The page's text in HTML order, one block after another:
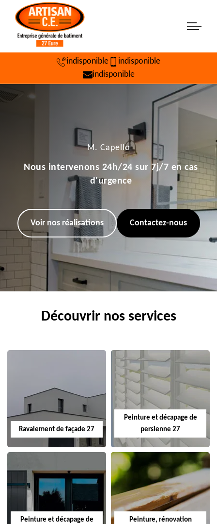
indisponible
indisponible
indisponible
M. Capello
Nous intervenons 24h/24 sur 7j/7 en cas
d'urgence
Voir nos réalisations Contactez-nous
Découvrir nos services
Ravalement de façade 27
Peinture et décapage de
persienne 27
Peinture et décapage de
Peinture, rénovation